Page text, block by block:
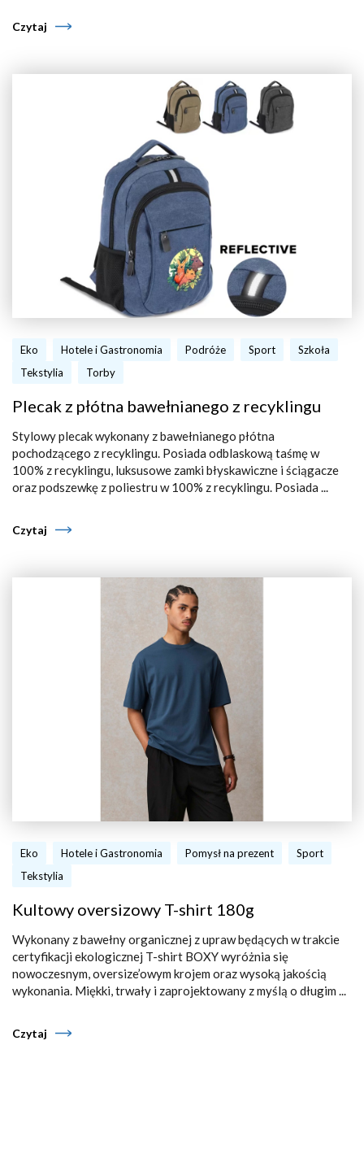
Czytaj
Eko Hotele i Gastronomia Podróże Sport
Szkoła
Tekstylia
Torby
Plecak z płótna bawełnianego z recyklingu
Stylowy plecak wykonany z bawełnianego płótna
pochodzącego z recyklingu. Posiada odblaskową taśmę w
100% z recyklingu, luksusowe zamki błyskawiczne i ściągacze
oraz podszewkę z poliestru w 100% z recyklingu. Posiada ...
Czytaj
Eko Hotele i Gastronomia Pomysł na prezent
Sport
Tekstylia
Kultowy oversizowy T-shirt 180g
Wykonany z bawełny organicznej z upraw będących w trakcie
certyfikacji ekologicznej T-shirt BOXY wyróżnia się
nowoczesnym, oversize’owym krojem oraz wysoką jakością
wykonania. Miękki, trwały i zaprojektowany z myślą o długim ...
Czytaj